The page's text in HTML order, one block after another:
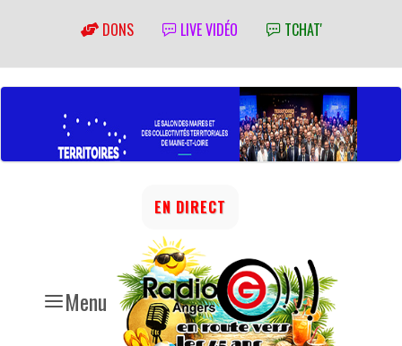
DONS LIVE VIDÉO TCHAT'
Menu
EN DIRECT